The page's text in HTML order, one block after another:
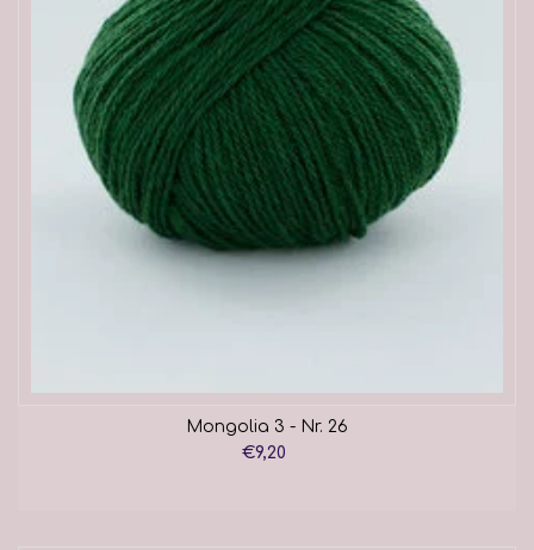
Mongolia 3 - Nr. 26
€9,20